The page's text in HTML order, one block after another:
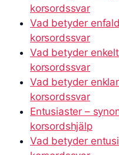
korsordssvar
Vad betyder
korsordssvar
Vad betyder
korsordssvar
Vad betyder
korsordssvar
Entusiaster –
korsordshjälp
Vad betyder